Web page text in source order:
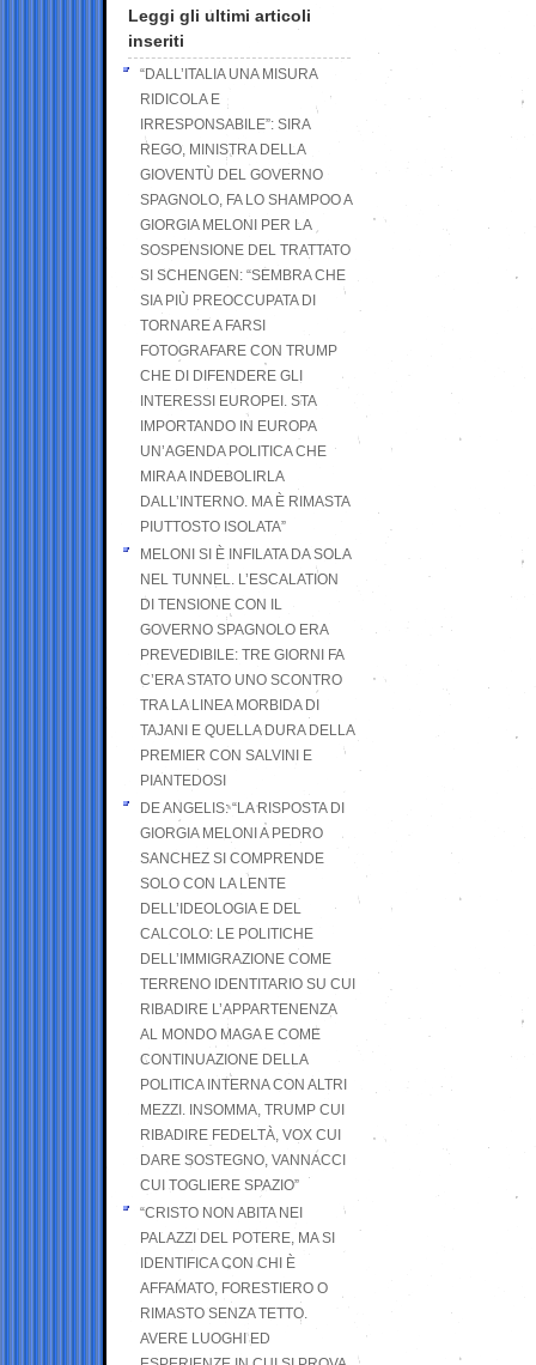
Leggi gli ultimi articoli
inseriti
“DALL’ITALIA UNA MISURA
RIDICOLA E
IRRESPONSABILE”: SIRA
REGO, MINISTRA DELLA
GIOVENTÙ DEL GOVERNO
SPAGNOLO, FA LO SHAMPOO A
GIORGIA MELONI PER LA
SOSPENSIONE DEL TRATTATO
SI SCHENGEN: “SEMBRA CHE
SIA PIÙ PREOCCUPATA DI
TORNARE A FARSI
FOTOGRAFARE CON TRUMP
CHE DI DIFENDERE GLI
INTERESSI EUROPEI. STA
IMPORTANDO IN EUROPA
UN’AGENDA POLITICA CHE
MIRA A INDEBOLIRLA
DALL’INTERNO. MA È RIMASTA
PIUTTOSTO ISOLATA”
MELONI SI È INFILATA DA SOLA
NEL TUNNEL. L’ESCALATION
DI TENSIONE CON IL
GOVERNO SPAGNOLO ERA
PREVEDIBILE: TRE GIORNI FA
C’ERA STATO UNO SCONTRO
TRA LA LINEA MORBIDA DI
TAJANI E QUELLA DURA DELLA
PREMIER CON SALVINI E
PIANTEDOSI
DE ANGELIS: “LA RISPOSTA DI
GIORGIA MELONI A PEDRO
SANCHEZ SI COMPRENDE
SOLO CON LA LENTE
DELL’IDEOLOGIA E DEL
CALCOLO: LE POLITICHE
DELL’IMMIGRAZIONE COME
TERRENO IDENTITARIO SU CUI
RIBADIRE L’APPARTENENZA
AL MONDO MAGA E COME
CONTINUAZIONE DELLA
POLITICA INTERNA CON ALTRI
MEZZI. INSOMMA, TRUMP CUI
RIBADIRE FEDELTÀ, VOX CUI
DARE SOSTEGNO, VANNACCI
CUI TOGLIERE SPAZIO”
“CRISTO NON ABITA NEI
PALAZZI DEL POTERE, MA SI
IDENTIFICA CON CHI È
AFFAMATO, FORESTIERO O
RIMASTO SENZA TETTO.
AVERE LUOGHI ED